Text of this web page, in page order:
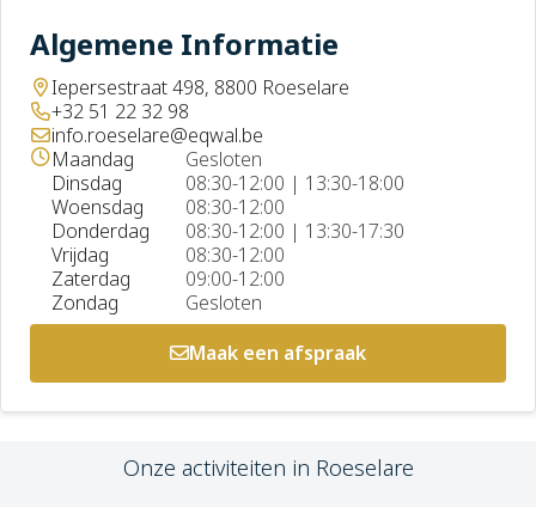
−
Algemene Informatie
Iepersestraat 498, 8800 Roeselare
+32 51 22 32 98
info.roeselare@eqwal.be
Maandag
Gesloten
Dinsdag
08:30-12:00 | 13:30-18:00
Woensdag
08:30-12:00
Donderdag
08:30-12:00 | 13:30-17:30
Vrijdag
08:30-12:00
Zaterdag
09:00-12:00
Zondag
Gesloten
Maak een afspraak
Onze activiteiten in Roeselare